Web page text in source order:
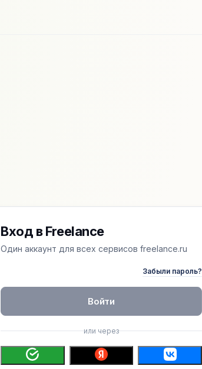
Вход в Freelance
Один аккаунт для всех сервисов freelance.ru
Забыли пароль?
Войти
или через